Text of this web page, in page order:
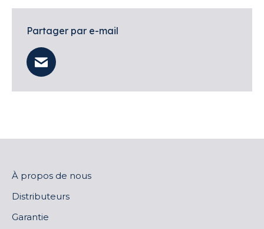
Partager par e-mail
À propos de nous
Distributeurs
Garantie